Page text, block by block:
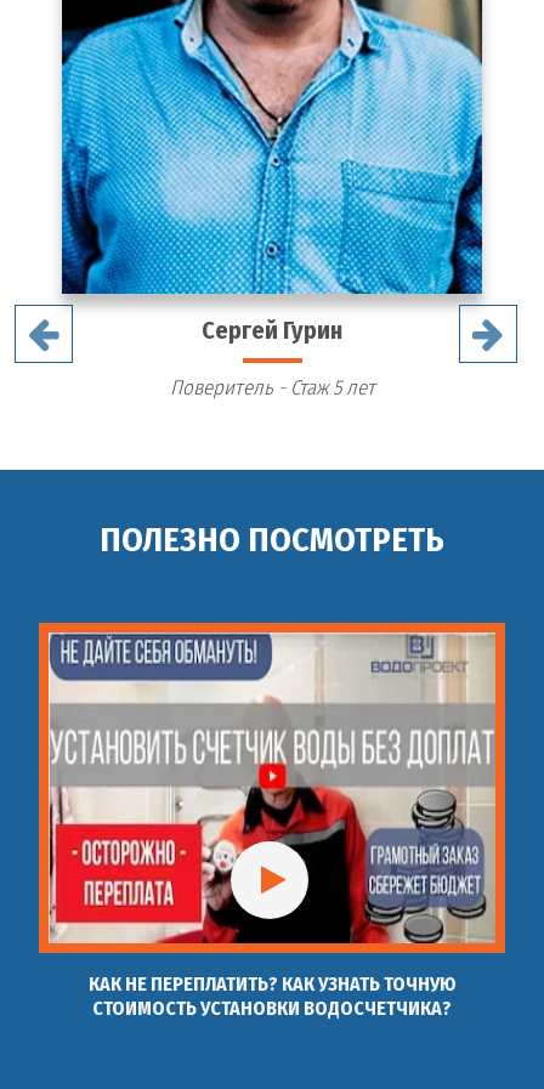
Сергей Гурин
Поверитель - Стаж 5 лет
ПОЛЕЗНО ПОСМОТРЕТЬ
КАК НЕ ПЕРЕПЛАТИТЬ? КАК УЗНАТЬ ТОЧНУЮ
СТОИМОСТЬ УСТАНОВКИ ВОДОСЧЕТЧИКА?